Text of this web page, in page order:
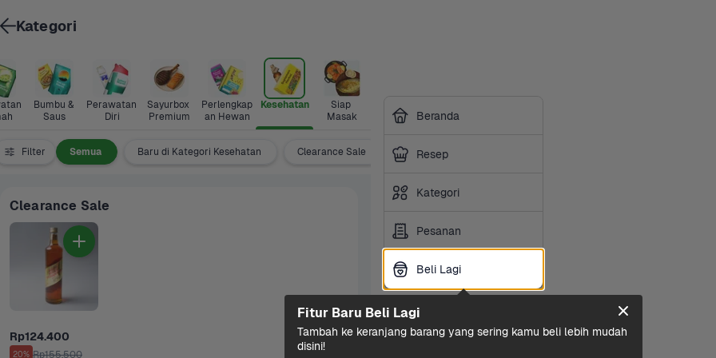
Bumbu &
Saus
Perawatan
Diri
Sayurbox
Premium
Perlengkap
an Hewan
Kesehatan
Siap
Masak
Filter Semua Baru di Kategori Kesehatan Clearance Sale Vitamin
Clearance Sale
Rp124.400
20% Rp155.500
Beranda
Resep
Kategori
Pesanan
Beli Lagi
Kategori
Beli Lagi
Fitur Baru Beli Lagi
Tambah ke keranjang barang yang sering kamu beli lebih mudah
disini!